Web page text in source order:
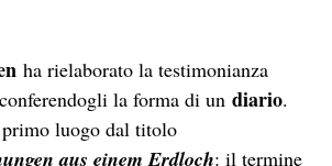
ha rielaborato la testimonianza
conferendogli la forma di undiario.
luogo dal titolo
aus einem Erdloch: il termine